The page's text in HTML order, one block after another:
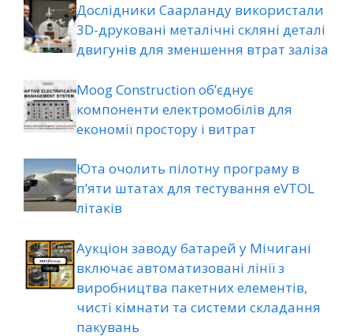
Дослідники Саарланду використали
3D-друковані металічні скляні деталі
двигунів для зменшення втрат заліза
Moog Construction об’єднує
компоненти електромобілів для
економії простору і витрат
Юта очолить пілотну програму в
п’яти штатах для тестування eVTOL
літаків
Аукціон заводу батарей у Мічигані
включає автоматизовані лінії з
виробництва пакетних елементів,
чисті кімнати та системи складання
пакувань